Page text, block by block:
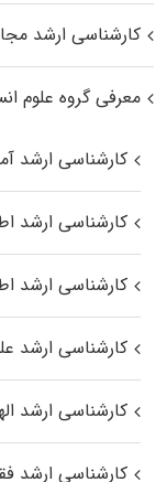
کارشناسی ارشد
معرفی گروه علوم
کارشناسی ارشد
کارشناسی ارشد
کارشناسی ارشد
کارشناسی ارشد
کارشناسی ارشد
کارشناسی ارشد